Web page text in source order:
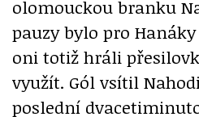
olomouckou branku
pauzy bylo pro
oni totiž hráli
využít. Gól vsítil
poslední